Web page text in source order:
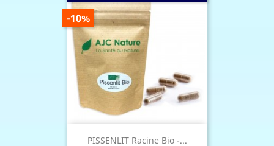
PISSENLIT Racine Bio -...
PRIX
DE
BASE
-10%